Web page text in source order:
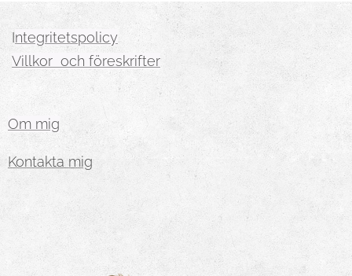
Integritetspolicy
Villkor och föreskrifter
Om mig
Kontakta mig